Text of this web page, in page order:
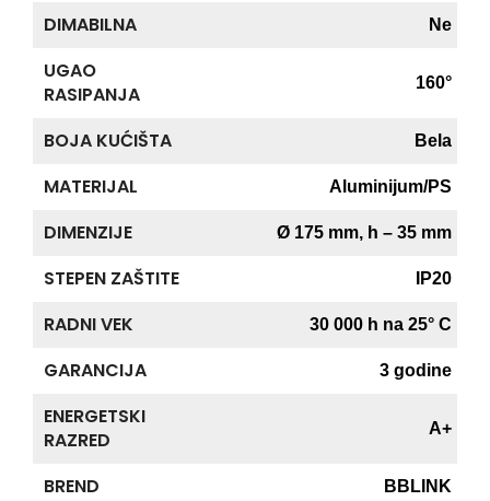
DIMABILNA Ne
UGAO
RASIPANJA
160°
BOJA KUĆIŠTA Bela
MATERIJAL Aluminijum/PS
DIMENZIJE Ø 175 mm, h – 35 mm
STEPEN ZAŠTITE IP20
RADNI VEK 30 000 h na 25° C
GARANCIJA 3 godine
ENERGETSKI
RAZRED
A+
BREND
BBLINK